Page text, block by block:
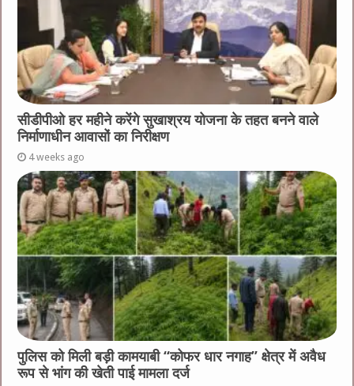
सीडीपीओ हर महीने करेंगे सुखाश्रय योजना के तहत बनने वाले
निर्माणाधीन आवासों का निरीक्षण
4 weeks ago
पुलिस को मिली बड़ी कामयाबी “कोफर धार नगाह” क्षेत्र में अवैध
रूप से भांग की खेती पाई मामला दर्ज